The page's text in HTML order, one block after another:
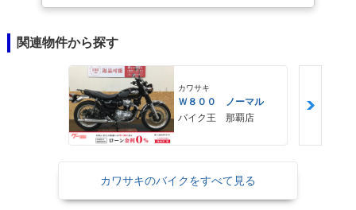
関連物件から探す
カワサキ
Ｗ８００ ノーマル
バイク王 那覇店
カワサキのバイクをすべて見る